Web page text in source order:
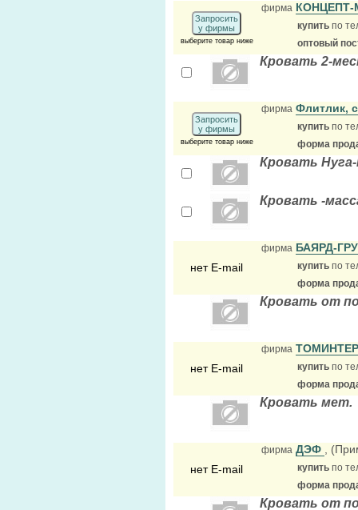
Запросить
у фирмы
выберите товар ниже
фирма
купить по
оптовый
Кровать 2-
Запросить
у фирмы
выберите товар ниже
фирма Флитлик,
купить по
форма
Кровать
Кровать -
нет E-mail
фирма БАЯРД-
купить по
форма
Кровать от
нет E-mail
фирма
купить по
форма
Кровать мет.
нет E-mail
фирма ДЭФ ,
купить по
форма
Кровать от